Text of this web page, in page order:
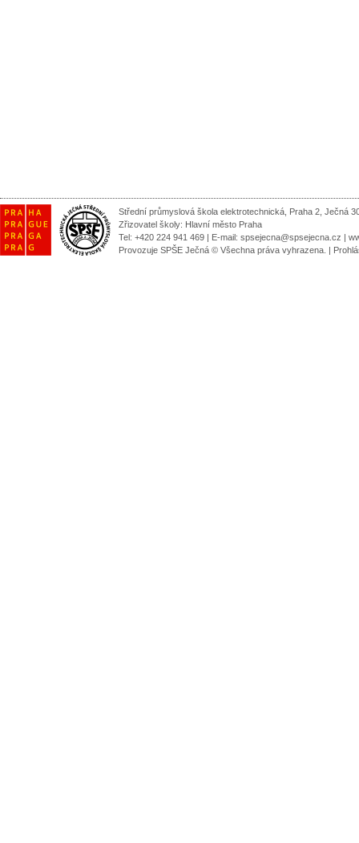
Střední průmyslová škola elektrotechnická, Praha 2, Ječná
Zřizovatel školy: Hlavní město Praha
Tel: +420 224 941 469 | E-mail: spsejecna@spsejecna.cz |
Provozuje SPŠE Ječná © Všechna práva vyhrazena. |